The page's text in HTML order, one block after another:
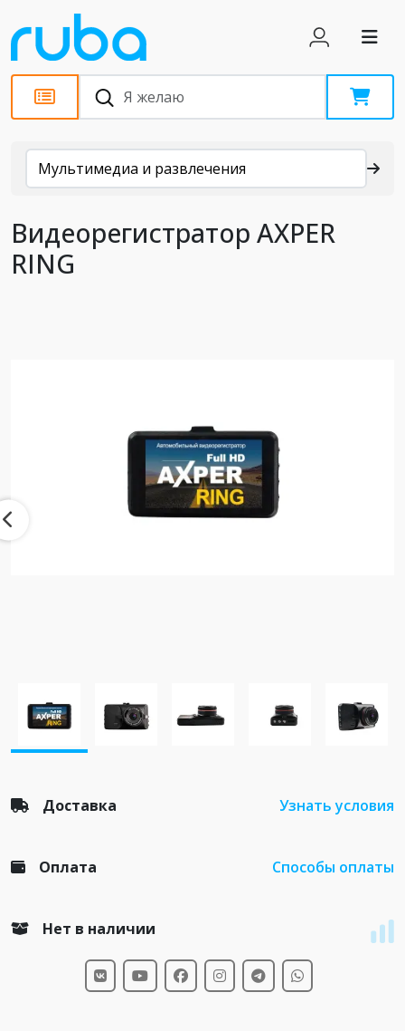
Каталог
Мультимедиа и развлечения
Видеорегистратор AXPER
RING
Доставка Узнать условия
Оплата Способы оплаты
Нет в наличии